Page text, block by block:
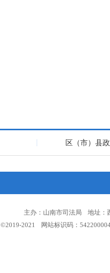
区（市）县
主办：山南市司法局 地址：
©2019-2021 网站标识码：